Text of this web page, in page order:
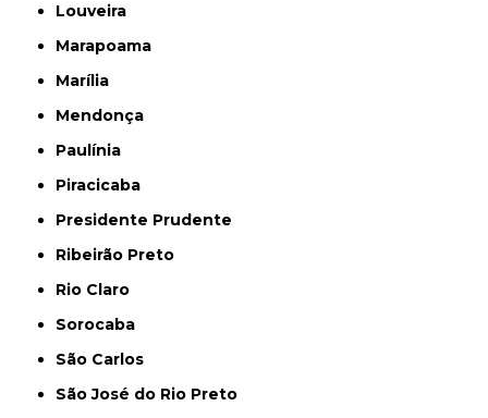
Louveira
Marapoama
Marília
Mendonça
Paulínia
Piracicaba
Presidente Prudente
Ribeirão Preto
Rio Claro
Sorocaba
São Carlos
São José do Rio Preto